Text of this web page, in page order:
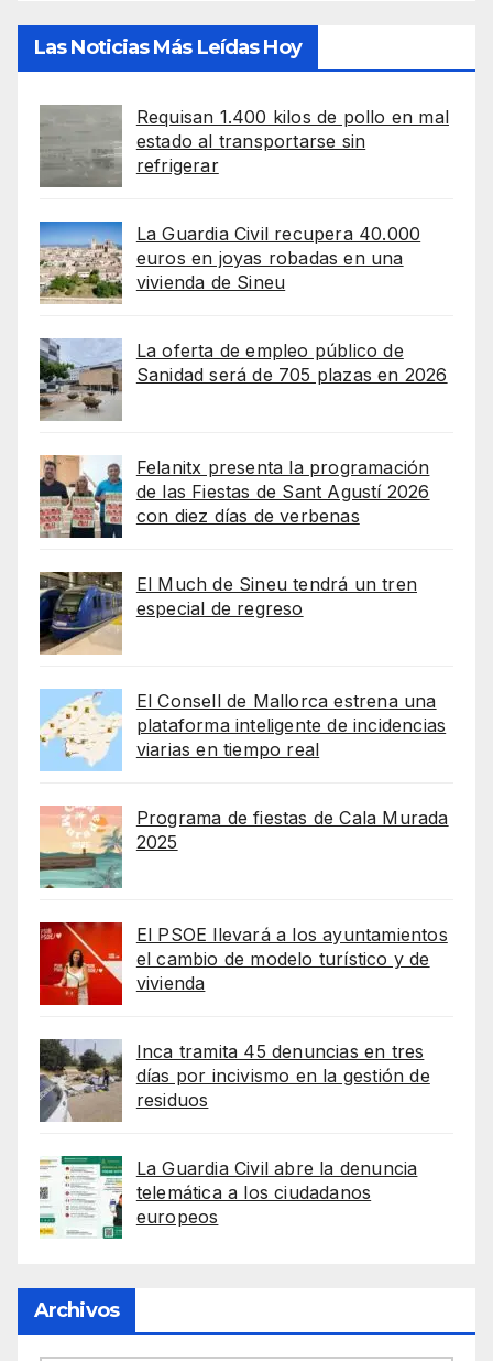
Las Noticias Más Leídas Hoy
Requisan 1.400 kilos de pollo en mal
estado al transportarse sin
refrigerar
La Guardia Civil recupera 40.000
euros en joyas robadas en una
vivienda de Sineu
La oferta de empleo público de
Sanidad será de 705 plazas en 2026
Felanitx presenta la programación
de las Fiestas de Sant Agustí 2026
con diez días de verbenas
El Much de Sineu tendrá un tren
especial de regreso
El Consell de Mallorca estrena una
plataforma inteligente de incidencias
viarias en tiempo real
Programa de fiestas de Cala Murada
2025
El PSOE llevará a los ayuntamientos
el cambio de modelo turístico y de
vivienda
Inca tramita 45 denuncias en tres
días por incivismo en la gestión de
residuos
La Guardia Civil abre la denuncia
telemática a los ciudadanos
europeos
Archivos